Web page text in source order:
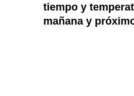
tiempo y
mañana y